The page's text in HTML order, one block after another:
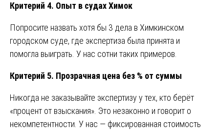
Критерий 4. Опыт в судах Химок
Попросите назвать хотя бы 3 дела в Химкинском
городском суде, где экспертиза была принята и
помогла выиграть. У нас сотни таких примеров.
Критерий 5. Прозрачная цена без % от суммы
Никогда не заказывайте экспертизу у тех, кто берёт
«процент от взыскания». Это незаконно и говорит о
некомпетентности. У нас — фиксированная стоимость